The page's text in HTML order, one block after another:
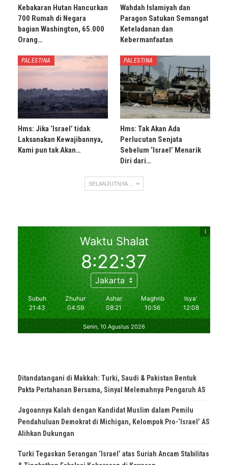
Kebakaran Hutan Hancurkan
700 Rumah di Negara
bagian Washington, 65.000
Orang…
Wahdah Islamiyah dan
Paragon Satukan Semangat
Keteladanan dan
Kebermanfaatan
PALESTINA
Hms: Jika ‘Israel’ tidak
Laksanakan Kewajibannya,
Kami pun tak Akan…
PALESTINA
Hms: Tak Akan Ada
Perlucutan Senjata
Sebelum ‘Israel’ Menarik
Diri dari…
SELANJUTNYA ...
Ditandatangani di Makkah: Turki, Saudi & Pakistan Bentuk
Pakta Pertahanan Bersama, Sinyal Melemahnya Pengaruh AS
Jagoannya Kalah dengan Kandidat Muslim dalam Pemilu
Pendahuluan Demokrat di Michigan, Kelompok Pro-‘Israel’ AS
Alihkan Dukungan
Turki Tegaskan Serangan ‘Israel’ atas Suriah Ancam Stabilitas